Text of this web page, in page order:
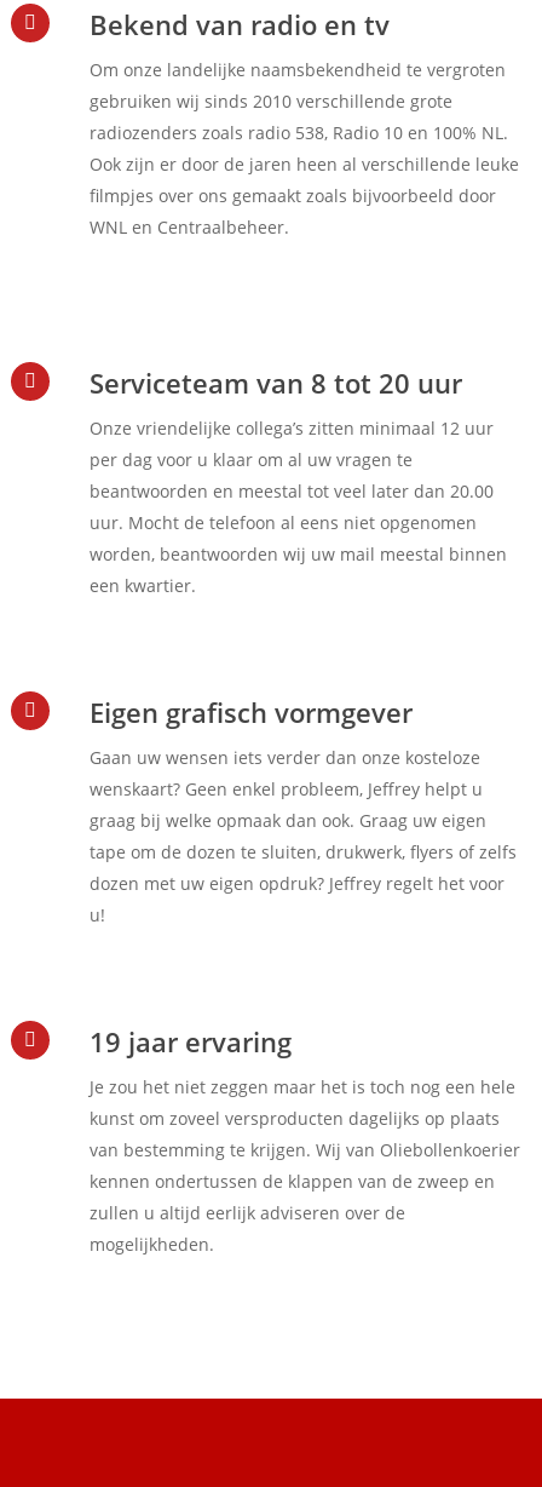
Bekend van radio en tv
Om onze landelijke naamsbekendheid te vergroten
gebruiken wij sinds 2010 verschillende grote
radiozenders zoals radio 538, Radio 10 en 100% NL.
Ook zijn er door de jaren heen al verschillende leuke
filmpjes over ons gemaakt zoals bijvoorbeeld door
WNL en Centraalbeheer.
Serviceteam van 8 tot 20 uur
Onze vriendelijke collega’s zitten minimaal 12 uur
per dag voor u klaar om al uw vragen te
beantwoorden en meestal tot veel later dan 20.00
uur. Mocht de telefoon al eens niet opgenomen
worden, beantwoorden wij uw mail meestal binnen
een kwartier.
Eigen grafisch vormgever
Gaan uw wensen iets verder dan onze kosteloze
wenskaart? Geen enkel probleem, Jeffrey helpt u
graag bij welke opmaak dan ook. Graag uw eigen
tape om de dozen te sluiten, drukwerk, flyers of zelfs
dozen met uw eigen opdruk? Jeffrey regelt het voor
u!
19 jaar ervaring
Je zou het niet zeggen maar het is toch nog een hele
kunst om zoveel versproducten dagelijks op plaats
van bestemming te krijgen. Wij van Oliebollenkoerier
kennen ondertussen de klappen van de zweep en
zullen u altijd eerlijk adviseren over de
mogelijkheden.